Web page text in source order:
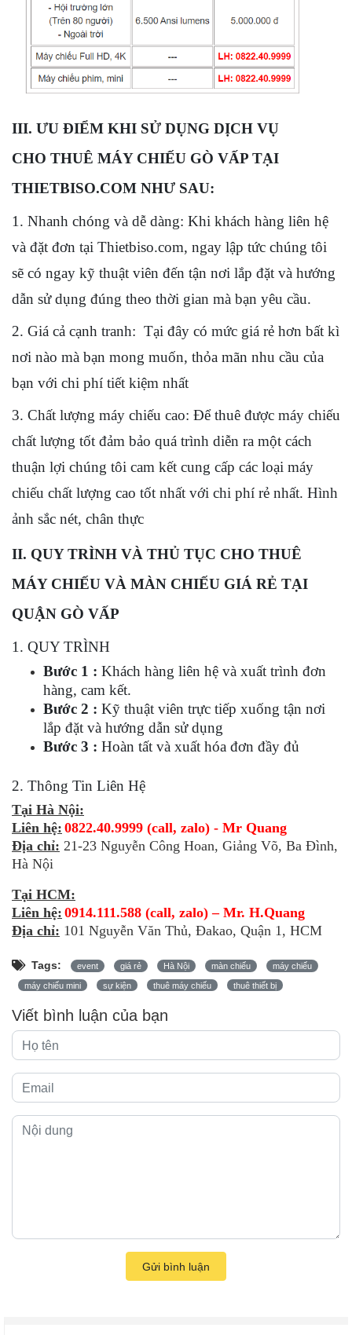
III. ƯU ĐIỂM KHI SỬ DỤNG DỊCH VỤ
CHO THUÊ MÁY CHIẾU GÒ VẤP TẠI
THIETBISO.COM NHƯ SAU:
1. Nhanh chóng và dễ dàng: Khi khách hàng liên hệ
và đặt đơn tại Thietbiso.com, ngay lập tức chúng tôi
sẽ có ngay kỹ thuật viên đến tận nơi lắp đặt và hướng
dẫn sử dụng đúng theo thời gian mà bạn yêu cầu.
2. Giá cả cạnh tranh: Tại đây có mức giá rẻ hơn bất kì
nơi nào mà bạn mong muốn, thỏa mãn nhu cầu của
bạn với chi phí tiết kiệm nhất
3. Chất lượng máy chiếu cao: Để thuê được máy chiếu
chất lượng tốt đảm bảo quá trình diễn ra một cách
thuận lợi chúng tôi cam kết cung cấp các loại máy
chiếu chất lượng cao tốt nhất với chi phí rẻ nhất. Hình
ảnh sắc nét, chân thực
II. QUY TRÌNH VÀ THỦ TỤC CHO THUÊ
MÁY CHIẾU VÀ MÀN CHIẾU GIÁ RẺ TẠI
QUẬN GÒ VẤP
1. QUY TRÌNH
Bước 1 : Khách hàng liên hệ và xuất trình đơn
hàng, cam kết.
Bước 2 : Kỹ thuật viên trực tiếp xuống tận nơi
lắp đặt và hướng dẫn sử dụng
Bước 3 : Hoàn tất và xuất hóa đơn đầy đủ
2. Thông Tin Liên Hệ
Tại Hà Nội:
Liên hệ: 0822.40.9999 (call, zalo) - Mr Quang
Địa chỉ: 21-23 Nguyễn Công Hoan, Giảng Võ, Ba Đình,
Hà Nội
Tại HCM:
Liên hệ: 0914.111.588 (call, zalo) – Mr. H.Quang
Địa chỉ: 101 Nguyễn Văn Thủ, Đakao, Quận 1, HCM
Tags: event giá rẻ Hà Nội màn chiếu máy chiếu
máy chiếu mini sự kiện thuê máy chiếu thuê thiết bị
Viết bình luận của bạn
Gửi bình luận